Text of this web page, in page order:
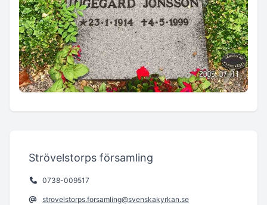
Strövelstorps församling
0738-009517
strovelstorps.forsamling@svenskakyrkan.se